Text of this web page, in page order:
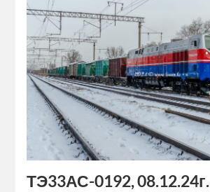
ТЭ33АС-0192, 08.12.24г.